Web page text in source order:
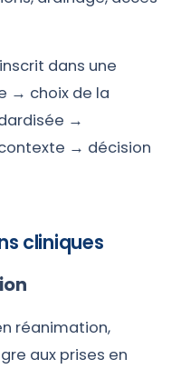
dans une
→ choix de la
→
→ décision
cliniques
réanimation,
aux prises en